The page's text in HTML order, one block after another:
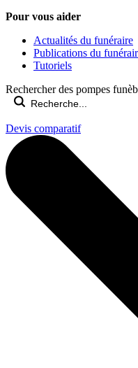
Pour vous aider
Actualités du funéraire
Publications du
Tutoriels
Rechercher des pompes
Devis comparatif